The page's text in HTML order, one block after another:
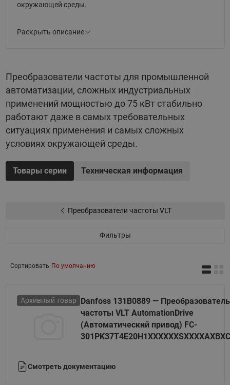
окружающей среды.
Встроенные функции для автоматизации;
Ограничение радиопомех от кабелей двигателя
благодаря встроенным фильтрам ВЧ-помех;
Встроенный дроссель на звене постоянного тока
обеспечивает низкую гармоническую нагрузку на
сеть.
Раскрыть описание
Преобразователи частоты для промышленной
автоматизации, сложных индустриальных
применений мощностью до 75 кВт стабильно
работают даже в самых требовательных
ситуациях применения и самых сложных
условиях окружающей среды.
Товары серии Техническая информация
Преобразователи частоты VLT
Фильтры
Сортировать По умолчанию
Архивный товар
Danfoss 131B0889 — Преобразователь
частоты VLT AutomationDrive
(Автоматический привод) FC-
Смотреть документацию